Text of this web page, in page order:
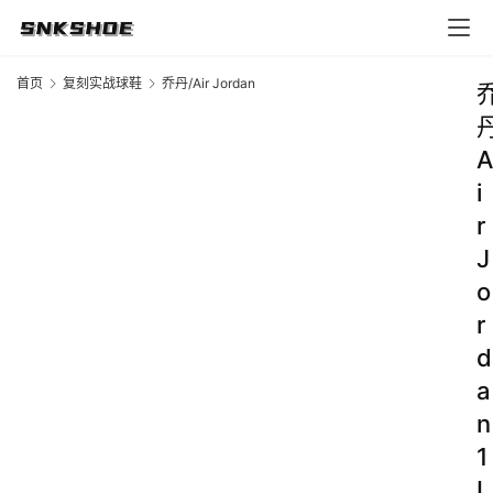
首页 复刻实战球鞋 乔丹/Air Jordan
A
i
r
J
o
r
d
a
n
1